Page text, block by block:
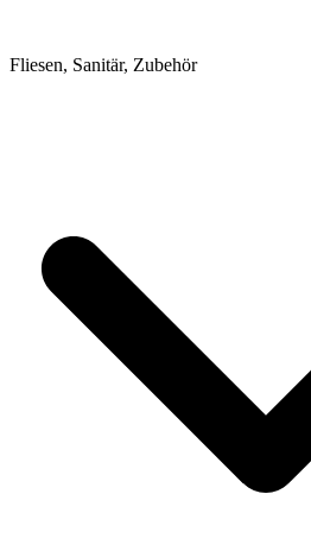
Fliesen, Sanitär, Zubehör